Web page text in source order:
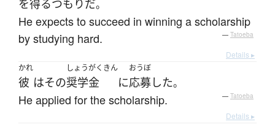
を得るつもりだ。
He expects to succeed in winning a scholarship
by studying hard.
— Tatoeba
Details ▸
かれ
彼 はその
しょうがくきん
奨学金 に
おうぼ
応募した。
He applied for the scholarship. — Tatoeba
Details ▸